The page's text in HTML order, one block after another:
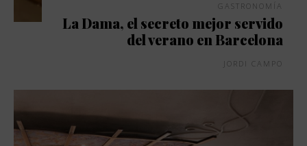
GASTRONOMÍA
La Dama, el secreto mejor servido
del verano en Barcelona
JORDI CAMPO